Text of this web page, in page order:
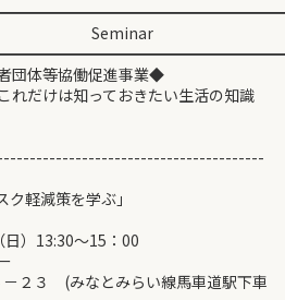
★★ Seminar
団体等協働促進事業◆
れだけは知っておきたい生活の知識
軽減策を学ぶ」
）13:30～15：00
３ (みなとみらい線馬車道駅下車